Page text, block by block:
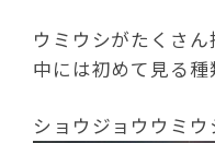
ウミウシがたくさ
中には初めて見る種
ショウジョウウミウ